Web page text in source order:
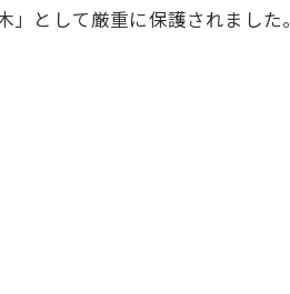
」として厳重に保護されました。